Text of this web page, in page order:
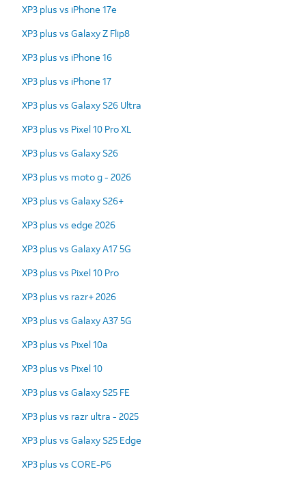
XP3 plus vs iPhone 17e
XP3 plus vs Galaxy Z Flip8
XP3 plus vs iPhone 16
XP3 plus vs iPhone 17
XP3 plus vs Galaxy S26 Ultra
XP3 plus vs Pixel 10 Pro XL
XP3 plus vs Galaxy S26
XP3 plus vs moto g - 2026
XP3 plus vs Galaxy S26+
XP3 plus vs edge 2026
XP3 plus vs Galaxy A17 5G
XP3 plus vs Pixel 10 Pro
XP3 plus vs razr+ 2026
XP3 plus vs Galaxy A37 5G
XP3 plus vs Pixel 10a
XP3 plus vs Pixel 10
XP3 plus vs Galaxy S25 FE
XP3 plus vs razr ultra - 2025
XP3 plus vs Galaxy S25 Edge
XP3 plus vs CORE-P6